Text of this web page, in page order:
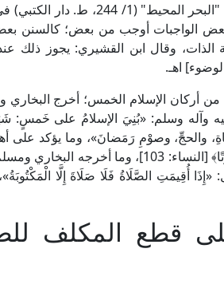
قال الإمام الزركشي في
الواجبات أوجب من بعض؛ كالسنن
وقال ابن القشيري: يجوز ذلك
اهـ.
من أركان الإسلام الخمس؛ أخرج
وآله وسلم: «بُنِيَ الإسلامُ على خَمسٍ:
والحجِّ، وصوْمِ رَمَضانَ»، وما يؤكد على
عَلَى المُؤْمِنِينَ كِتَابًا مَوْقُوتًا﴾ [النساء:
«إِذَا أُقِيمَتِ الصَّلَاةُ فَلَا صَلَاةَ إِلَّا
قطع المكلف